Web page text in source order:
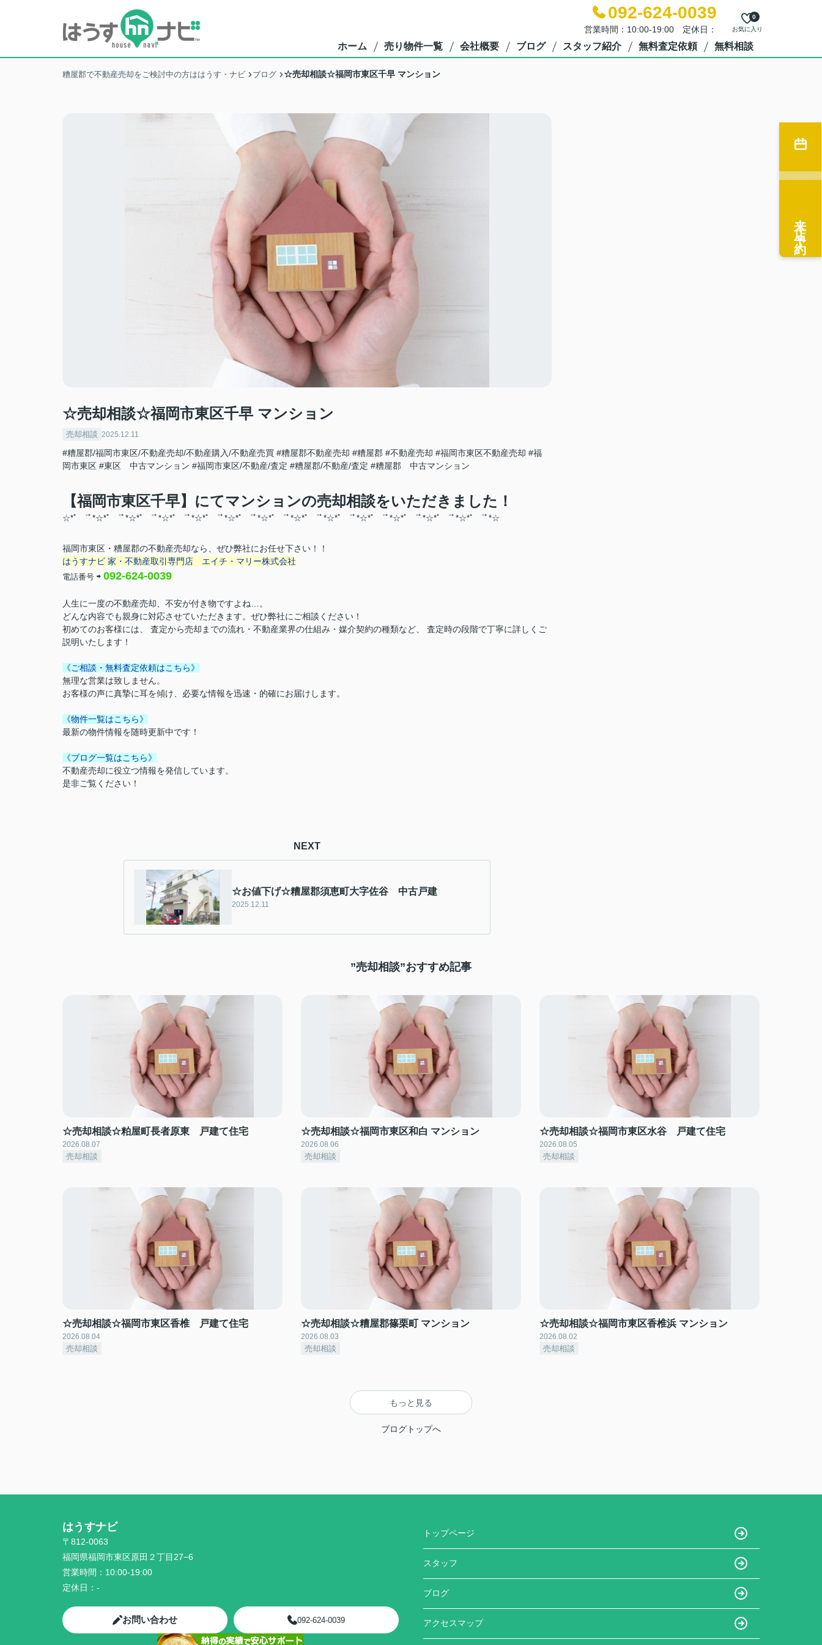
092-624-0039
営業時間：10:00-19:00 定休日： お気に入り
0
ホーム 売り物件一覧 会社概要 ブログ スタッフ紹介 無料査定依頼 無料相談
糟屋郡で不動産売却をご検討中の方ははうす・ナビ ブログ ☆売却相談☆福岡市東区千早 マンション
☆売却相談☆福岡市東区千早 マンション
売却相談 2025.12.11
#糟屋郡/福岡市東区/不動産売却/不動産購入/不動産売買 #糟屋郡不動産売却 #糟屋郡 #不動産売却 #福岡市東区不動産売却 #福
岡市東区 #東区 中古マンション #福岡市東区/不動産/査定 #糟屋郡/不動産/査定 #糟屋郡 中古マンション
【福岡市東区千早】にてマンションの売却相談をいただきました！
☆*ﾟ ゜ﾟ*☆*ﾟ ゜ﾟ*☆*ﾟ ゜ﾟ*☆*ﾟ ゜ﾟ*☆*ﾟ ゜ﾟ*☆*ﾟ ゜ﾟ*☆*ﾟ ゜ﾟ*☆*ﾟ ゜ﾟ*☆*ﾟ ゜ﾟ*☆*ﾟ ゜ﾟ*☆*ﾟ ゜ﾟ*☆*ﾟ ゜ﾟ*☆*ﾟ ゜ﾟ*☆
福岡市東区・糟屋郡の不動産売却なら、ぜひ弊社にお任せ下さい！！
はうすナビ 家・不動産取引専門店 エイチ・マリー株式会社
電話番号 ⇨ 092-624-0039
人生に一度の不動産売却、不安が付き物ですよね…。
どんな内容でも親身に対応させていただきます。ぜひ弊社にご相談ください！
初めてのお客様には、 査定から売却までの流れ・不動産業界の仕組み・媒介契約の種類など、 査定時の段階で丁寧に詳しくご
説明いたします！
《ご相談・無料査定依頼はこちら》
無理な営業は致しません。
お客様の声に真摯に耳を傾け、必要な情報を迅速・的確にお届けします。
《物件一覧はこちら》
最新の物件情報を随時更新中です！
《ブログ一覧はこちら》
不動産売却に役立つ情報を発信しています。
是非ご覧ください！
NEXT
☆お値下げ☆糟屋郡須恵町大字佐谷 中古戸建
2025.12.11
”売却相談”おすすめ記事
☆売却相談☆粕屋町長者原東 戸建て住宅
2026.08.07
売却相談
☆売却相談☆福岡市東区和白 マンション
2026.08.06
売却相談
☆売却相談☆福岡市東区水谷 戸建て住宅
2026.08.05
売却相談
☆売却相談☆福岡市東区香椎 戸建て住宅
2026.08.04
売却相談
☆売却相談☆糟屋郡篠栗町 マンション
2026.08.03
売却相談
☆売却相談☆福岡市東区香椎浜 マンション
2026.08.02
売却相談
もっと見る
ブログトップへ
来店予約
はうすナビ
〒812-0063
福岡県福岡市東区原田２丁目27−6
営業時間： 10:00-19:00
定休日： -
お問い合わせ 092-624-0039
トップページ
スタッフ
ブログ
アクセスマップ